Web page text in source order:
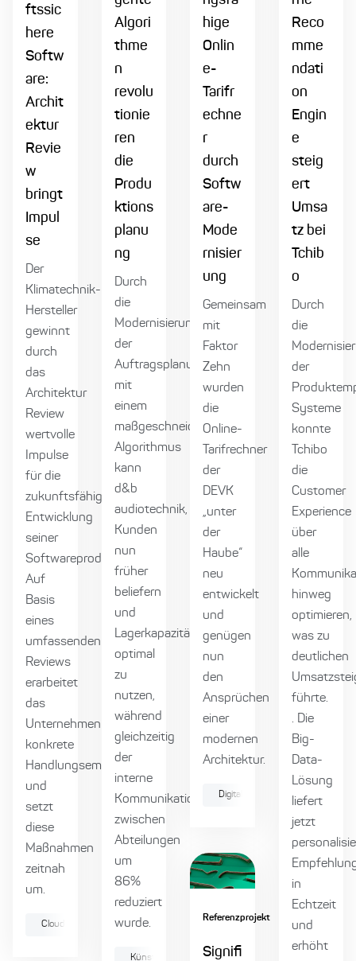
ftssic
here
Softw
are:
Archit
ektur
Revie
w
bringt
Impul
se
Der
Klimatechnik-
Hersteller
gewinnt
durch
das
Architektur
Review
wertvolle
Impulse
für die
zukunftsfähige
Entwicklung
seiner
Softwareprodukte.
Auf
Basis
eines
umfassenden
Reviews
erarbeitet
das
Unternehmen
konkrete
Handlungsempfehlungen
und
setzt
diese
Maßnahmen
zeitnah
um.
Cloud Infrastructure as Code Softwarearchitektur
Algori
thme
n
revolu
tionie
ren
die
Produ
ktions
planu
ng
Durch
die
Modernisierung
der
Auftragsplanung
mit
einem
maßgeschneiderten
Algorithmus
kann
d&b
audiotechnik,
Kunden
nun
früher
beliefern
und
Lagerkapazitäten
optimal
zu
nutzen,
während
gleichzeitig
der
interne
Kommunikationsaufwand
zwischen
Abteilungen
um
86%
reduziert
wurde.
Künstliche Intelligenz
hige
Onlin
e-
Tarifr
echne
r
durch
Softw
are-
Mode
rnisier
ung
Gemeinsam
mit
Faktor
Zehn
wurden
die
Online-
Tarifrechner
der
DEVK
„unter
der
Haube“
neu
entwickelt
und
genügen
nun
den
Ansprüchen
einer
modernen
Architektur.
Digitale Produktentwicklung
Referenzprojekt
Signifi
Reco
mme
ndati
on
Engin
e
steig
ert
Umsa
tz bei
Tchib
o
Durch
die
der
Systeme
konnte
Tchibo
die
Customer
Experience
über
alle
hinweg
optimieren,
was zu
deutlichen
führte.
. Die
Big-
Data-
Lösung
liefert
jetzt
in
Echtzeit
und
erhöht